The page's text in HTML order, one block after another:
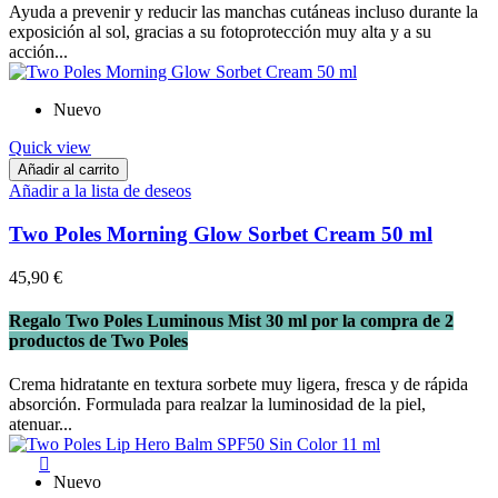
Ayuda a prevenir y reducir las manchas cutáneas incluso durante la
exposición al sol, gracias a su fotoprotección muy alta y a su
acción...
Nuevo
Quick view
Añadir al carrito
Añadir a la lista de deseos
Two Poles Morning Glow Sorbet Cream 50 ml
45,90 €
Regalo Two Poles Luminous Mist 30 ml por la compra de 2
productos de Two Poles
Crema hidratante en textura sorbete muy ligera, fresca y de rápida
absorción. Formulada para realzar la luminosidad de la piel,
atenuar...
Nuevo
